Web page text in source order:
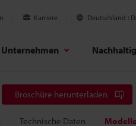
Karriere Deutschland
Unternehmen
Broschüre herunterladen
Technische Daten